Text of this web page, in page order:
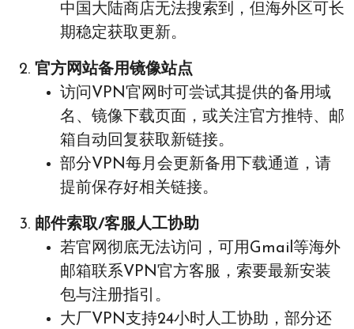
中国大陆商店无法搜索到，但海外区可长
期稳定获取更新。
官方网站备用镜像站点
访问VPN官网时可尝试其提供的备用域
名、镜像下载页面，或关注官方推特、邮
箱自动回复获取新链接。
部分VPN每月会更新备用下载通道，请
提前保存好相关链接。
邮件索取/客服人工协助
若官网彻底无法访问，可用Gmail等海外
邮箱联系VPN官方客服，索要最新安装
包与注册指引。
大厂VPN支持24小时人工协助，部分还